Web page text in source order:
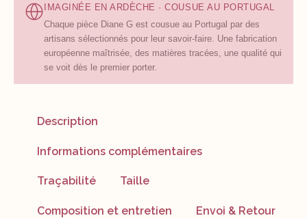
IMAGINÉE EN ARDÈCHE · COUSUE AU PORTUGAL
Chaque pièce Diane G est cousue au Portugal par des
artisans sélectionnés pour leur savoir-faire. Une fabrication
européenne maîtrisée, des matières tracées, une qualité qui
se voit dès le premier porter.
Description
Informations complémentaires
Traçabilité Taille
Composition et entretien Envoi & Retour